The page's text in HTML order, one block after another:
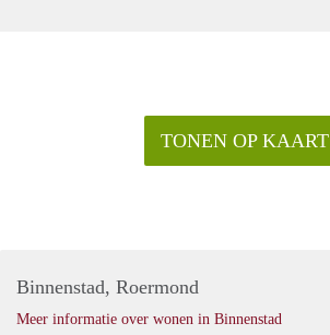
TONEN OP KAART
Binnenstad, Roermond
Meer informatie over wonen in Binnenstad